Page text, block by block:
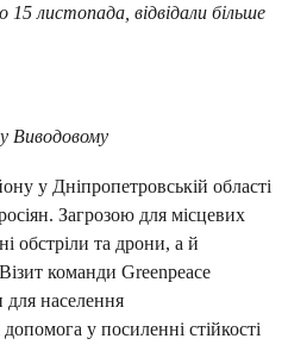
15 листопада, відвідали більше
Виводовому
у Дніпропетровській області
Загрозою для місцевих
обстріли та дрони, а й
команди Greenpeace
для населення
у посиленні стійкості